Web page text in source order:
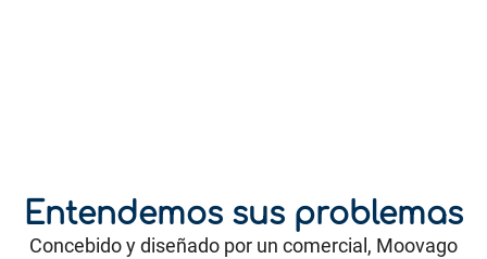
Entendemos sus problemas
Concebido y diseñado por un comercial, Moovago